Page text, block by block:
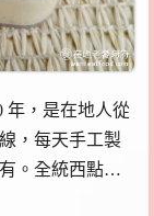
年，是在地人從
，每天手工製
。全統西點麵